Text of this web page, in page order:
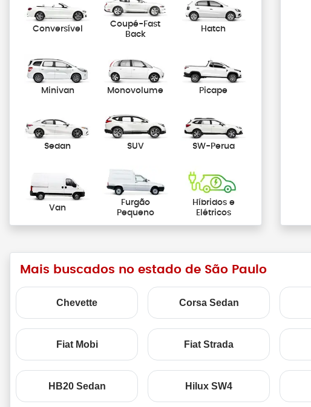
Conversível
Coupé-Fast
Back
Hatch
Minivan Monovolume Picape
Sedan SUV SW-Perua
Van
Furgão
Pequeno
Híbridos e
Elétricos
Mais buscados no estado de São Paulo
Chevette Corsa Sedan
Fiat Mobi Fiat Strada
HB20 Sedan Hilux SW4